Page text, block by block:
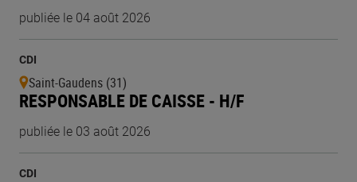
publiée le 04 août 2026
CDI
Saint-Gaudens (31)
RESPONSABLE DE CAISSE - H/F
publiée le 03 août 2026
CDI